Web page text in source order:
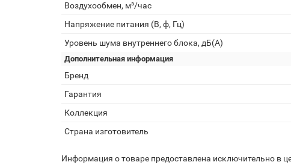
Воздухообмен, м³/час
Напряжение питания (В, ф, Гц)
Уровень шума внутреннего блока, дБ(А)
Дополнительная информация
Бренд
Гарантия
Коллекция
Страна изготовитель
Информация о товаре предоставлена исключительно в